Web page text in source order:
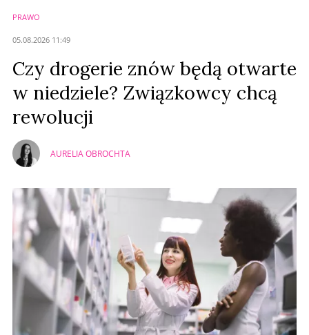
PRAWO
05.08.2026 11:49
Czy drogerie znów będą otwarte
w niedziele? Związkowcy chcą
rewolucji
AURELIA OBROCHTA